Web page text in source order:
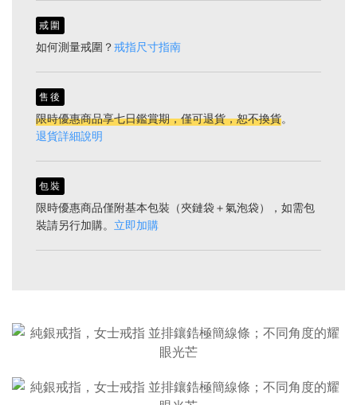
戒圍
如何測量戒圍？戒指尺寸指南
售後
限時優惠商品享七日鑑賞期，僅可退貨，恕不換貨。
退貨詳細說明
包裝
限時優惠商品僅附基本包裝（夾鏈袋＋氣泡袋），如需包
裝請另行加購。 立即加購